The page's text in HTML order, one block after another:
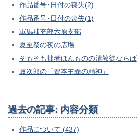
作品番号･日付の喪失(2)
作品番号･日付の喪失(1)
軍馬補充部六原支部
夏至祭の夜の広場
そもそも拙者ほんものの清教徒ならば
政次郎の「資本主義の精神」
過去の記事: 内容分類
作品について (437)